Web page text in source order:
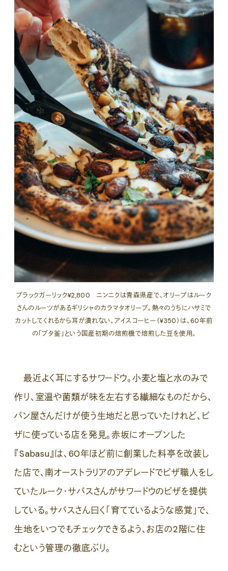
ブラックガーリック¥2,800 ニンニクは青森県産で、オリーブはルーク
さんのルーツがあるギリシャのカラマタオリーブ。熱々のうちにハサミで
カットしてくれるから耳が潰れない。アイスコーヒー（¥350）は、60年前
の「ブタ釜」という国産初期の焙煎機で焙煎した豆を使用。
最近よく耳にするサワードウ。小麦と塩と水のみで
作り、室温や菌類が味を左右する繊細なものだから、
パン屋さんだけが使う生地だと思っていたけれど、ピ
ザに使っている店を発見。赤坂にオープンした
『Sabasu』は、60年ほど前に創業した料亭を改装し
た店で、南オーストラリアのアデレードでピザ職人をし
ていたルーク・サバスさんがサワードウのピザを提供
している。サバスさん曰く「育てているような感覚」で、
生地をいつでもチェックできるよう、お店の2階に住
むという管理の徹底ぶり。